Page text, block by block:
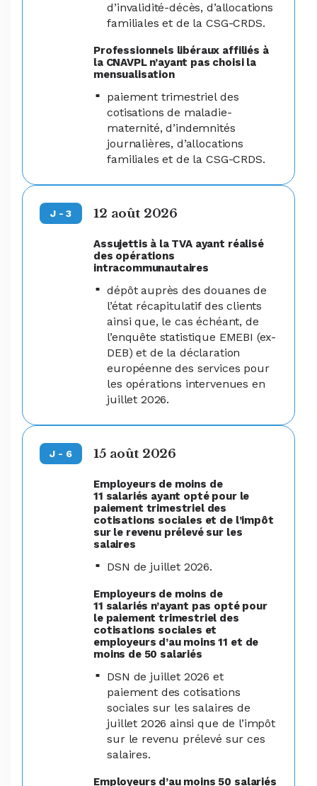
d’invalidité-décès, d’allocations
familiales et de la CSG-CRDS.
Professionnels libéraux affiliés à
la CNAVPL n’ayant pas choisi la
mensualisation
paiement trimestriel des
cotisations de maladie-
maternité, d’indemnités
journalières, d’allocations
familiales et de la CSG-CRDS.
J - 3 12 août 2026
Assujettis à la TVA ayant réalisé
des opérations
intracommunautaires
dépôt auprès des douanes de
l’état récapitulatif des clients
ainsi que, le cas échéant, de
l’enquête statistique EMEBI (ex-
DEB) et de la déclaration
européenne des services pour
les opérations intervenues en
juillet 2026.
J - 6 15 août 2026
Employeurs de moins de
11 salariés ayant opté pour le
paiement trimestriel des
cotisations sociales et de l’impôt
sur le revenu prélevé sur les
salaires
DSN de juillet 2026.
Employeurs de moins de
11 salariés n’ayant pas opté pour
le paiement trimestriel des
cotisations sociales et
employeurs d’au moins 11 et de
moins de 50 salariés
DSN de juillet 2026 et
paiement des cotisations
sociales sur les salaires de
juillet 2026 ainsi que de l’impôt
sur le revenu prélevé sur ces
salaires.
Employeurs d’au moins 50 salariés